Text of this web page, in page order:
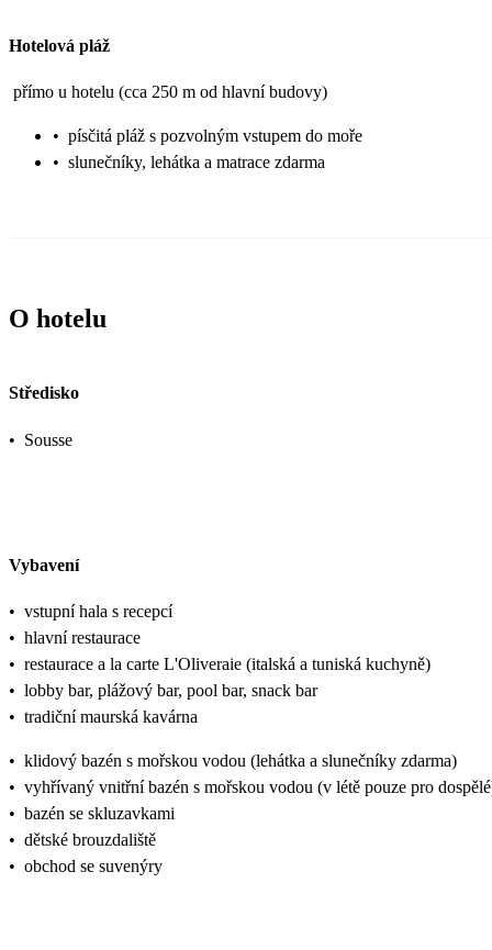
Hotelová pláž
přímo u hotelu (cca 250 m od hlavní budovy)
• písčitá pláž s pozvolným vstupem do moře
• slunečníky, lehátka a matrace zdarma
O hotelu
Středisko
• Sousse
Vybavení
• vstupní hala s recepcí
• hlavní restaurace
• restaurace a la carte L'Oliveraie (italská a tuniská kuchyně)
• lobby bar, plážový bar, pool bar, snack bar
• tradiční maurská kavárna
• klidový bazén s mořskou vodou (lehátka a slunečníky zdarma)
• vyhřívaný vnitřní bazén s mořskou vodou (v létě pouze pro
• bazén se skluzavkami
• dětské brouzdaliště
• obchod se suvenýry